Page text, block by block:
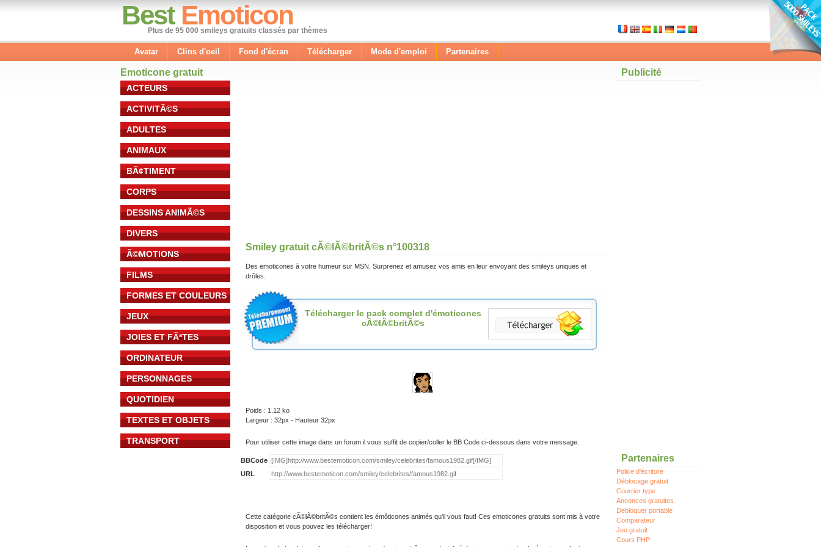
Best Emoticon
Plus de 95 000 smileys gratuits classés par thèmes
Avatar Clins d'oeil Fond d'écran Télécharger Mode d'emploi Partenaires
Emoticone gratuit
ACTEURS
ACTIVITÃ©S
ADULTES
ANIMAUX
BÃ¢TIMENT
CORPS
DESSINS ANIMÃ©S
DIVERS
Ã©MOTIONS
FILMS
FORMES ET COULEURS
JEUX
JOIES ET FÃªTES
ORDINATEUR
PERSONNAGES
QUOTIDIEN
TEXTES ET OBJETS
TRANSPORT
Smiley gratuit cÃ©lÃ©britÃ©s n°100318
Des emoticones à votre humeur sur MSN. Surprenez et amusez vos amis en leur envoyant des smileys uniques et
drôles.
Télécharger le pack complet d'émoticones
cÃ©lÃ©britÃ©s
Poids : 1.12 ko
Largeur : 32px - Hauteur 32px
Pour utiliser cette image dans un forum il vous suffit de copier/coller le BB Code ci-dessous dans votre message.
BBCode
URL
Cette catégorie cÃ©lÃ©britÃ©s contient les émôticones animés qu'il vous faut! Ces emoticones gratuits sont mis à votre
disposition et vous pouvez les télécharger!
Publicité
Partenaires
Police d'écriture
Déblocage gratuit
Courrier type
Annonces gratuites
Debloquer portable
Comparateur
Jeu gratuit
Cours PHP